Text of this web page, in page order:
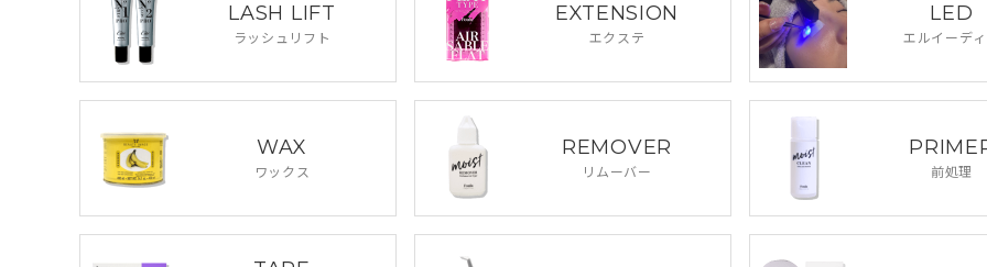
LASH LIFT
ラッシュリフト
EXTENSION
エクステ
LED
エルイーデ
WAX
ワックス
REMOVER
リムーバー 前処理